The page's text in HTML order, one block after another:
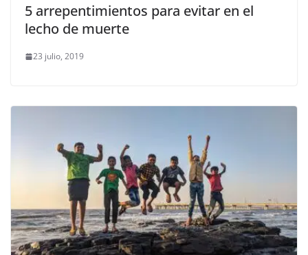
5 arrepentimientos para evitar en el
lecho de muerte
23 julio, 2019